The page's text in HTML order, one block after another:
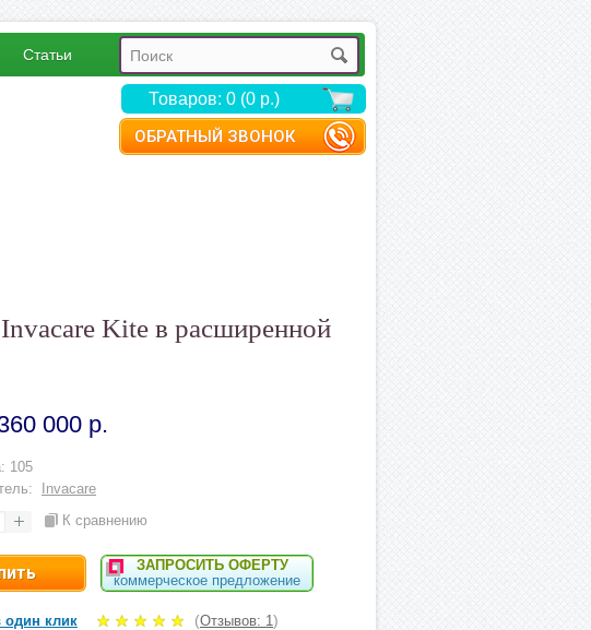
ОБРАТНЫЙ ЗВОНОК
Статьи
Товаров: 0 (0 р.)
Kite в расширенной
000 р.
105
Invacare
К сравнению
ЗАПРОСИТЬ ОФЕРТУ
коммерческое предложение
один клик (Отзывов: 1)